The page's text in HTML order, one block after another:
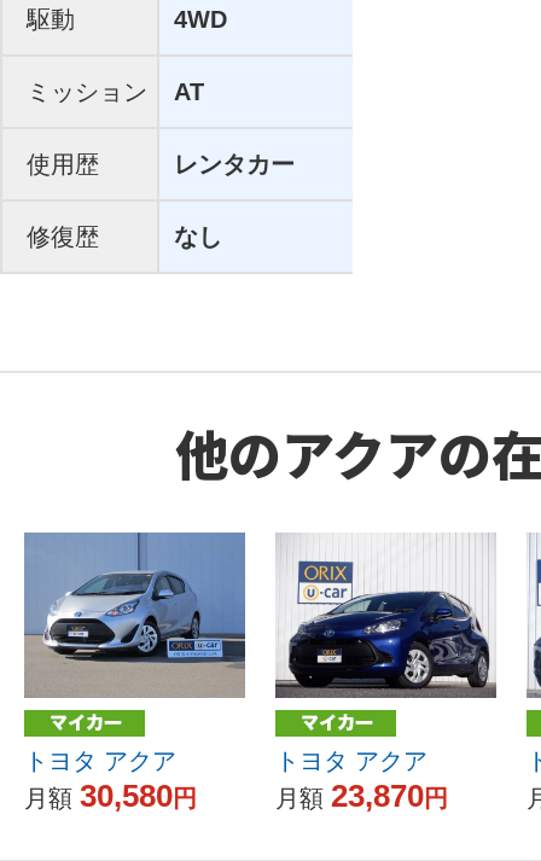
駆動 4WD
ミッション AT
使用歴 レンタカー
修復歴 なし
他のアクアの
トヨタ アクア
月額 30,580円
トヨタ アクア
月額 23,870円